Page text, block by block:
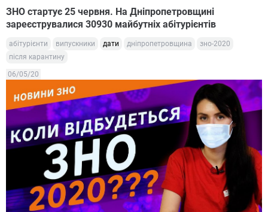
ЗНО стартує 25 червня. На Дніпропетровщині
зареєструвалися 30930 майбутніх абітурієнтів
абітурієнти випускники дати дніпропетровщина
зно-2020
після карантину
06/05/20